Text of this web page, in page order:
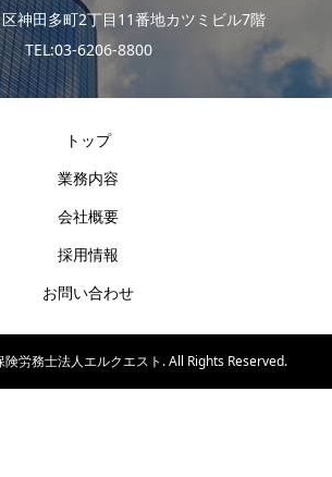
神田多町2丁目11番地カツミビル7階
TEL:03-6206-8800
トップ
業務内容
会社概要
採用情報
お問い合わせ
労務士法人エルクエスト. All Rights Reserved.